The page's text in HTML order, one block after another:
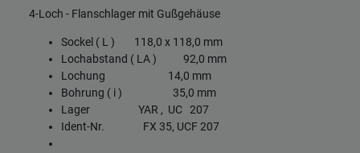
4-Loch - Flanschlager mit Gußgehäuse
Sockel ( L ) 118,0 x 118,0 mm
Lochabstand ( LA ) 92,0 mm
Lochung 14,0 mm
Bohrung ( i ) 35,0 mm
Lager YAR , UC 207
Ident-Nr. FX 35, UCF 207